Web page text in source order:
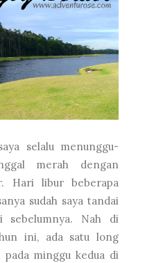
selalu menunggu-
merah dengan
Hari libur beberapa
sudah saya tandai
sebelumnya. Nah di
ini, ada satu long
minggu kedua di